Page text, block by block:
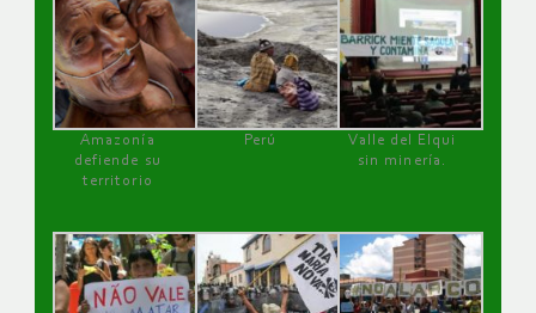
Amazonía
defiende su
territorio
Perú
Valle del Elqui
sin minería.